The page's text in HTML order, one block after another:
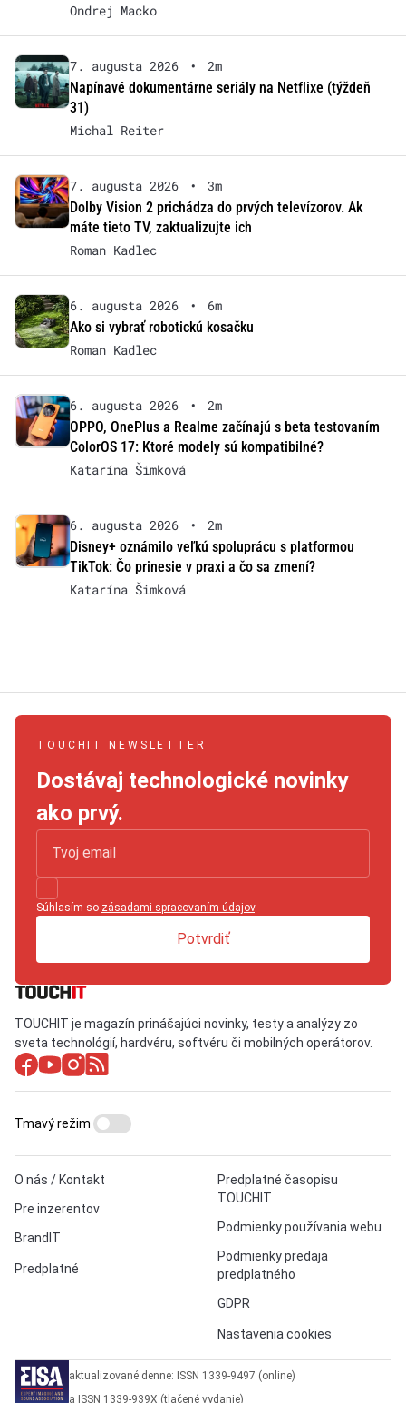
Ondrej Macko
7. augusta 2026 •
2m
Napínavé dokumentárne seriály na Netflixe (týždeň
31)
Michal Reiter
7. augusta 2026 •
3m
Dolby Vision 2 prichádza do prvých televízorov. Ak
máte tieto TV, zaktualizujte ich
Roman Kadlec
6. augusta 2026 •
6m
Ako si vybrať robotickú kosačku
Roman Kadlec
6. augusta 2026 •
2m
OPPO, OnePlus a Realme začínajú s beta testovaním
ColorOS 17: Ktoré modely sú kompatibilné?
Katarína Šimková
6. augusta 2026 •
2m
Disney+ oznámilo veľkú spoluprácu s platformou
TikTok: Čo prinesie v praxi a čo sa zmení?
Katarína Šimková
TOUCHIT NEWSLETTER
Dostávaj technologické novinky
ako prvý.
Súhlasím so zásadami spracovaním údajov.
Potvrdiť
TOUCHIT je magazín prinášajúci novinky, testy a analýzy zo
sveta technológií, hardvéru, softvéru či mobilných operátorov.
O nás / Kontakt
Pre inzerentov
BrandIT
Predplatné
Predplatné časopisu
TOUCHIT
Podmienky používania webu
Podmienky predaja
predplatného
GDPR
Nastavenia cookies
Tmavý režim
aktualizované denne: ISSN 1339-9497 (online)
a ISSN 1339-939X (tlačené vydanie)